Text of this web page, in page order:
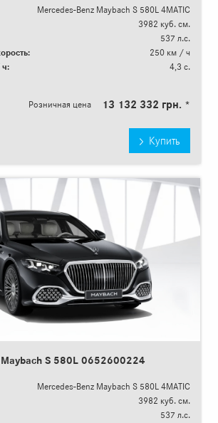
Mercedes-Benz Maybach S 580L 4MATIC
3982 куб. см.
537 л.с.
250 км / ч
ч:
4,3 с.
Розничная цена 13 132 332 грн. *
Купить
Maybach S 580L 0652600224
Mercedes-Benz Maybach S 580L 4MATIC
3982 куб. см.
537 л.с.